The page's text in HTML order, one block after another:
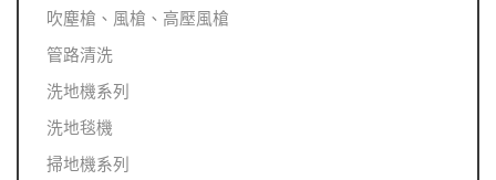
吹塵槍、風槍、高壓風槍
管路清洗
洗地機系列
洗地毯機
掃地機系列